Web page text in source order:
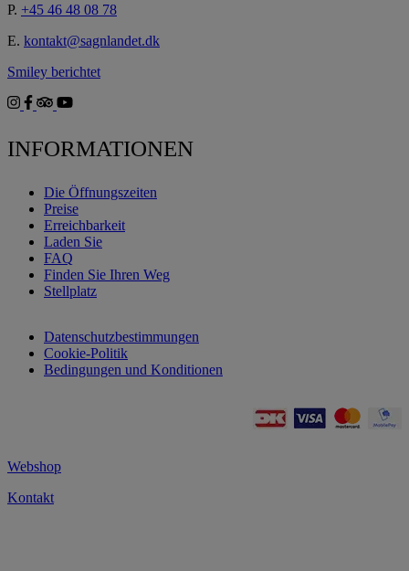
P. +45 46 48 08 78
E. kontakt@sagnlandet.dk
Smiley berichtet
INFORMATIONEN
Die Öffnungszeiten
Preise
Erreichbarkeit
Laden Sie
FAQ
Finden Sie Ihren Weg
Stellplatz
Datenschutzbestimmungen
Cookie-Politik
Bedingungen und Konditionen
Webshop
Kontakt